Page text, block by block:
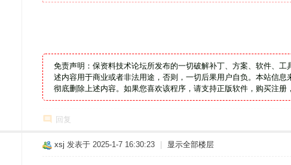
免责声明：保资料技术论坛所发布的一切破解补丁、方案、软件、
述内容用于商业或者非法用途，否则，一切后果用户自负。本站信
彻底删除上述内容。如果您喜欢该程序，请支持正版软件，购买注册
回复
xsj 发表于 2025-1-7 16:30:23 显示全部楼层